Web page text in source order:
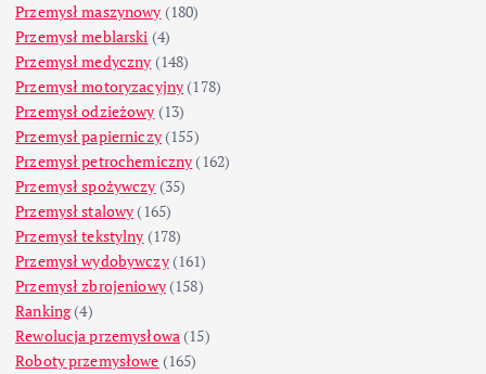
Przemysł maszynowy (180)
Przemysł meblarski (4)
Przemysł medyczny (148)
Przemysł motoryzacyjny (178)
Przemysł odzieżowy (13)
Przemysł papierniczy(155)
Przemysł petrochemiczny (162)
Przemysł spożywczy (35)
Przemysł stalowy (165)
Przemysł tekstylny (178)
Przemysł wydobywczy(161)
Przemysł zbrojeniowy(158)
Ranking(4)
Rewolucja przemysłowa (15)
Roboty przemysłowe (165)